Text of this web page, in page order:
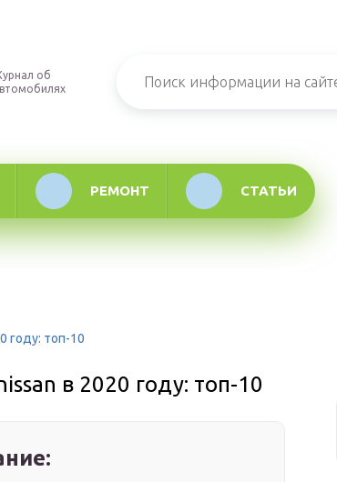
об
РЕМОНТ СТАТЬИ
году: топ-10
в 2020 году: топ-10